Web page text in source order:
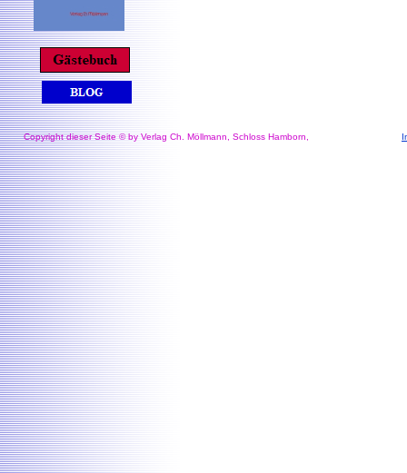
Copyright dieser Seite © by Verlag Ch. Möllmann, Schloss Hamborn,